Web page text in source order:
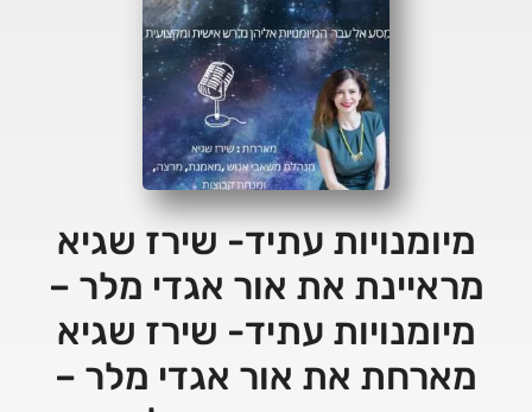
מיומנויות עתיד- שירז שגיא
מראיינת את אור אגדי מלר –
מיומנויות עתיד- שירז שגיא
מארחת את אור אגדי מלר –